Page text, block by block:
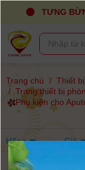
TƯNG
Trang chủ / Thiết
/ Trang thiết bị
/Phụ kiện cho
Hãng Giá